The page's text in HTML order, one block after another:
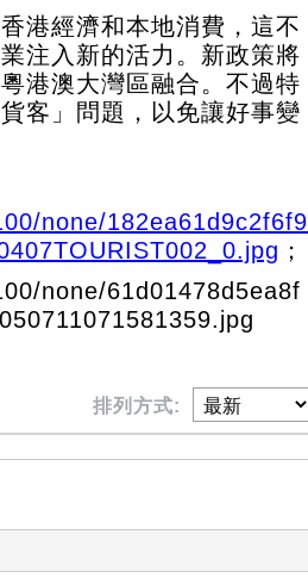
港經濟和本地消費，這不
注入新的活力。新政策將
港澳大灣區融合。不過特
客」問題，以免讓好事變
none/182ea61d9c2f6f9
；
none/61d01478d5ea8f
排列方式: